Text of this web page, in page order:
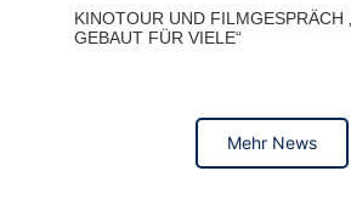
KINOTOUR UND FILMGESPRÄCH
GEBAUT FÜR VIELE“
Mehr News